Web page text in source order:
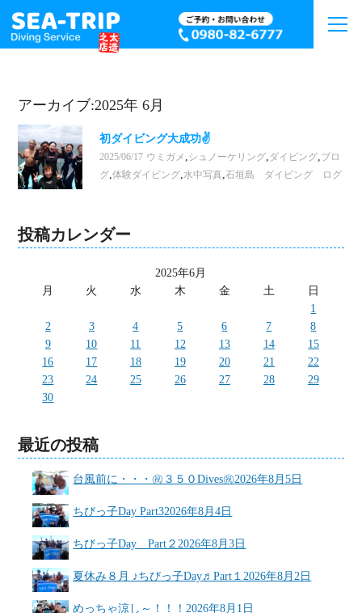
アーカイブ:2025年 6月
初ダイビング大成功✌
2025/06/17 ウミガメ , シュノーケリング,ダイビング,ブロ
グ,体験ダイビング,水中写真,石垣島 ダイビング ログ
投稿カレンダー
2025年6月
月
火 水 木 金 土
日
1
2
3 4 5 6 7
8
9
10 11 12 13 14
15
16
17 18 19 20 21
22
23
24 25 26 27 28
29
30
最近の投稿
台風前に・・・㊗３５０Dives㊗2026年8月5日
ちびっ子Day Part32026年8月4日
ちびっ子Day Part２2026年8月3日
夏休み８月 ♪ちびっ子Day♬Part１2026年8月2日
めっちゃ涼し～！！！2026年8月1日